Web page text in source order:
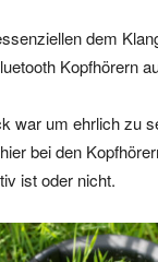
dem
Kopfhörern
war um ehrlich zu
bei den
ist oder nicht.